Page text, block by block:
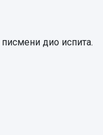
дио испита.